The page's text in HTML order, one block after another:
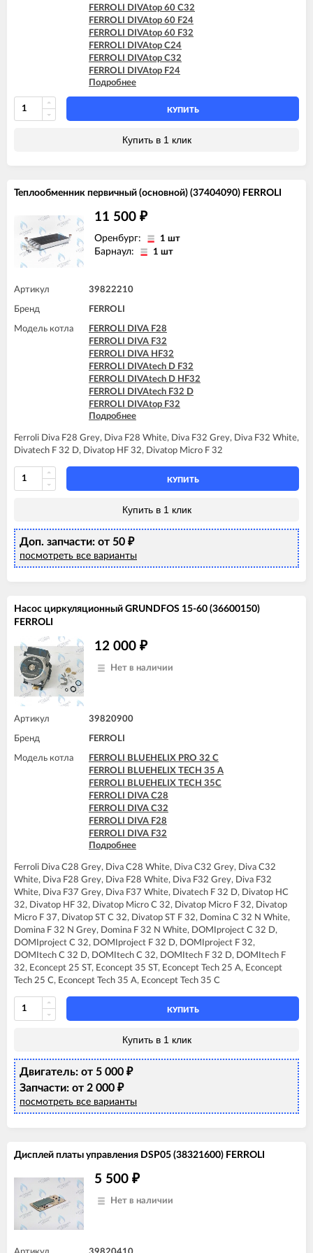
FERROLI DIVAtop 60 C32
FERROLI DIVAtop 60 F24
FERROLI DIVAtop 60 F32
FERROLI DIVAtop C24
FERROLI DIVAtop C32
FERROLI DIVAtop F24
FERROLI DIVAtop F32
FERROLI DIVAtop F37
FERROLI DIVAtop HC24
FERROLI DIVAtop HC32
FERROLI DIVAtop HF32
FERROLI DIVAtop micro F32
FERROLI DIVAtop micro F37
FERROLI DIVAtop micro LN C24
FERROLI DIVAtop micro LN C32
FERROLI DIVAtop micro LN F24
FERROLI DIVAtop micro LN F32
FERROLI DIVAtop ST C32
FERROLI DIVAtop ST F32
FERROLI DOMItech C24
FERROLI DOMItech C32
FERROLI DOMItech F24
FERROLI DOMItech F32
Подробнее
КУПИТЬ
Купить в 1 клик
Теплообменник первичный (основной) (37404090) FERROLI
11 500 ₽
Оренбург: 1 шт
Барнаул: 1 шт
Артикул 39822210
Бренд FERROLI
Модель котла
FERROLI DIVA F28
FERROLI DIVA F32
FERROLI DIVA HF32
FERROLI DIVAtech D F32
FERROLI DIVAtech D HF32
FERROLI DIVAtech F32 D
FERROLI DIVAtop F32
FERROLI DIVAtop HF32
FERROLI DIVAtop micro F32
FERROLI DIVAtop micro LN F32
FERROLI DIVAtop ST F32
Подробнее
Ferroli Diva F28 Grey, Diva F28 White, Diva F32 Grey, Diva F32 White,
Divatech F 32 D, Divatop HF 32, Divatop Micro F 32
КУПИТЬ
Купить в 1 клик
Доп. запчасти: от 50 ₽
посмотреть все варианты
Насос циркуляционный GRUNDFOS 15-60 (36600150)
FERROLI
12 000 ₽
Нет в наличии
Артикул 39820900
Бренд FERROLI
Модель котла
FERROLI BLUEHELIX PRO 32 C
FERROLI BLUEHELIX TECH 35 A
FERROLI BLUEHELIX TECH 35C
FERROLI DIVA C28
FERROLI DIVA C32
FERROLI DIVA F28
FERROLI DIVA F32
FERROLI DIVA F37
FERROLI DIVAtop F32
FERROLI DIVAtop F37
FERROLI DIVAtop HC32
FERROLI DIVAtop HF32
FERROLI DIVAtop Low Nox C32
FERROLI DIVAtop Low Nox F32
FERROLI DIVAtop micro C32
FERROLI DIVAtop micro F32
FERROLI DIVAtop micro F37
FERROLI DIVAtop micro LN C32
FERROLI DIVAtop micro LN F32
FERROLI DIVAtop ST C32
FERROLI DIVAtop ST F32
FERROLI DOMIcompact F30 B
FERROLI DOMINA C32 N
FERROLI DOMINA F32 N
FERROLI DOMIproject C32
FERROLI DOMIproject C32 D
FERROLI DOMIproject F32
FERROLI DOMIproject F32 D
Подробнее
Ferroli Diva C28 Grey, Diva C28 White, Diva C32 Grey, Diva C32
White, Diva F28 Grey, Diva F28 White, Diva F32 Grey, Diva F32
White, Diva F37 Grey, Diva F37 White, Divatech F 32 D, Divatop HC
32, Divatop HF 32, Divatop Micro C 32, Divatop Micro F 32, Divatop
Micro F 37, Divatop ST C 32, Divatop ST F 32, Domina C 32 N White,
Domina F 32 N Grey, Domina F 32 N White, DOMIproject C 32 D,
DOMIproject C 32, DOMIproject F 32 D, DOMIproject F 32,
DOMItech C 32 D, DOMItech C 32, DOMItech F 32 D, DOMItech F
32, Econcept 25 ST, Econcept 35 ST, Econcept Tech 25 A, Econcept
Tech 25 C, Econcept Tech 35 A, Econcept Tech 35 C
КУПИТЬ
Купить в 1 клик
Двигатель: от 5 000 ₽
Запчасти: от 2 000 ₽
посмотреть все варианты
Дисплей платы управления DSP05 (38321600) FERROLI
5 500 ₽
Нет в наличии